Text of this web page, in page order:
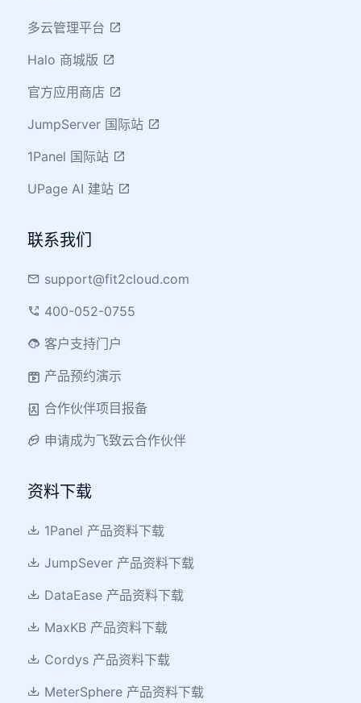
多云管理平台
Halo 商城版
官方应用商店
JumpServer 国际站
1Panel 国际站
UPage AI 建站
联系我们
support@fit2cloud.com
400-052-0755
客户支持门户
产品预约演示
合作伙伴项目报备
申请成为飞致云合作伙伴
资料下载
1Panel 产品资料下载
JumpSever 产品资料下载
DataEase 产品资料下载
MaxKB 产品资料下载
Cordys 产品资料下载
MeterSphere 产品资料下载